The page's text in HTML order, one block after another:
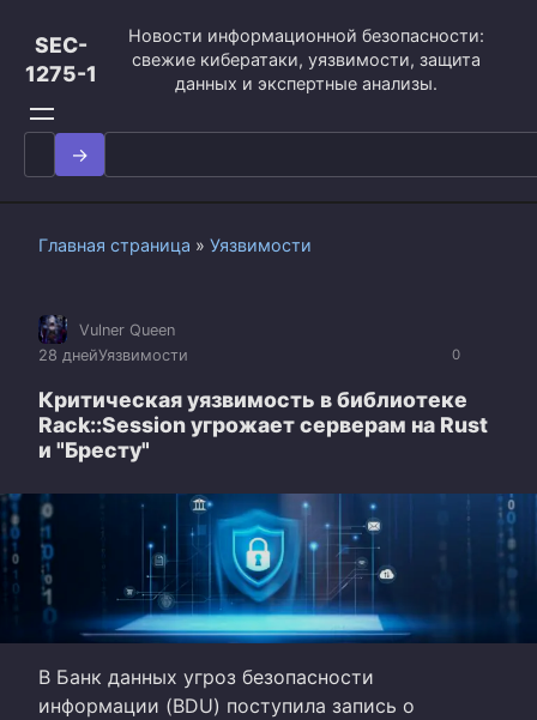
контенту
SEC-
1275-1
Новости информационной безопасности:
свежие кибератаки, уязвимости, защита
данных и экспертные анализы.
Search
for:
Главная страница » Уязвимости
0
Vulner Queen
28 днейУязвимости
Критическая уязвимость в библиотеке
Rack::Session угрожает серверам на Rust
и "Бресту"
В Банк данных угроз безопасности
информации (BDU) поступила запись о